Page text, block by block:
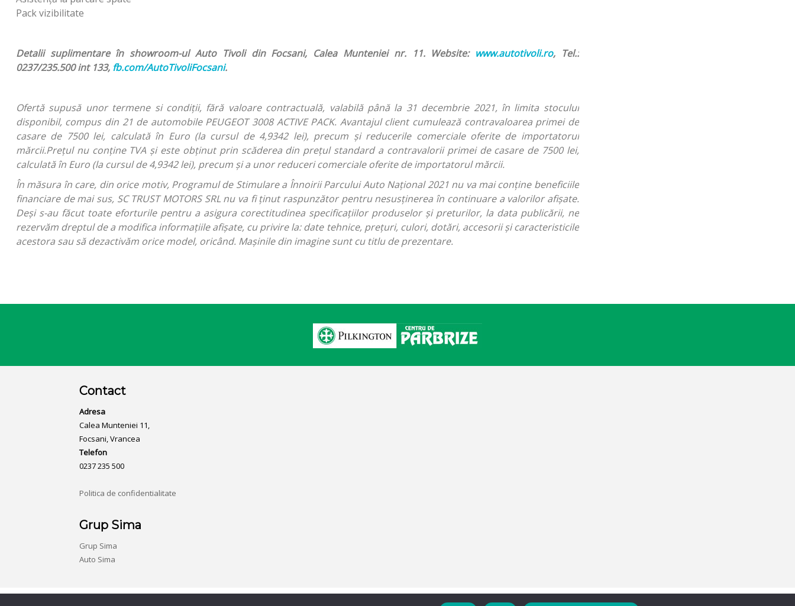
Pack vizibilitate
Detalii suplimentare în showroom-ul Auto Tivoli din Focsani, Calea Munteniei nr. 11. Website: www.autotivoli.ro, Tel.:
0237/235.500 int 133, fb.com/AutoTivoliFocsani.
Ofertă supusă unor termene si condiții, fără valoare contractuală, valabilă până la 31 decembrie 2021, în limita stocului
disponibil, compus din 21 de automobile PEUGEOT 3008 ACTIVE PACK. Avantajul client cumulează contravaloarea primei de
casare de 7500 lei, calculată în Euro (la cursul de 4,9342 lei), precum și reducerile comerciale oferite de importatorul
mărcii.Prețul nu conține TVA și este obținut prin scăderea din prețul standard a contravalorii primei de casare de 7500 lei,
calculată în Euro (la cursul de 4,9342 lei), precum și a unor reduceri comerciale oferite de importatorul mărcii.
În măsura în care, din orice motiv, Programul de Stimulare a Înnoirii Parcului Auto Național 2021 nu va mai conține beneficiile
financiare de mai sus, SC TRUST MOTORS SRL nu va fi ținut raspunzător pentru nesusținerea în continuare a valorilor afișate.
Deși s-au făcut toate eforturile pentru a asigura corectitudinea specificațiilor produselor și preturilor, la data publicării, ne
rezervăm dreptul de a modifica informațiile afișate, cu privire la: date tehnice, prețuri, culori, dotări, accesorii și caracteristicile
acestora sau să dezactivăm orice model, oricând. Maşinile din imagine sunt cu titlu de prezentare.
Contact
Adresa
Calea Munteniei 11,
Focsani, Vrancea
Telefon
0237 235 500
Politica de confidentialitate
Grup Sima
Grup Sima
Auto Sima